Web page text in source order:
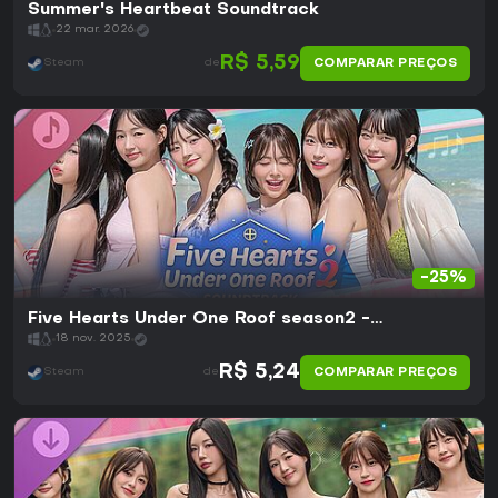
Summer's Heartbeat Soundtrack
22 mar. 2026
Steam de R$ 5,59 COMPARAR PREÇOS
-25%
Five Hearts Under One Roof season2 -
Soundtrack
18 nov. 2025
Steam de R$ 5,24 COMPARAR PREÇOS